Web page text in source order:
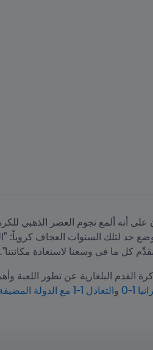
كل ما في وسعنا لاستعادة مكانتنا".
1-0 والتعادل 1-1 مع الدولة المضيفة